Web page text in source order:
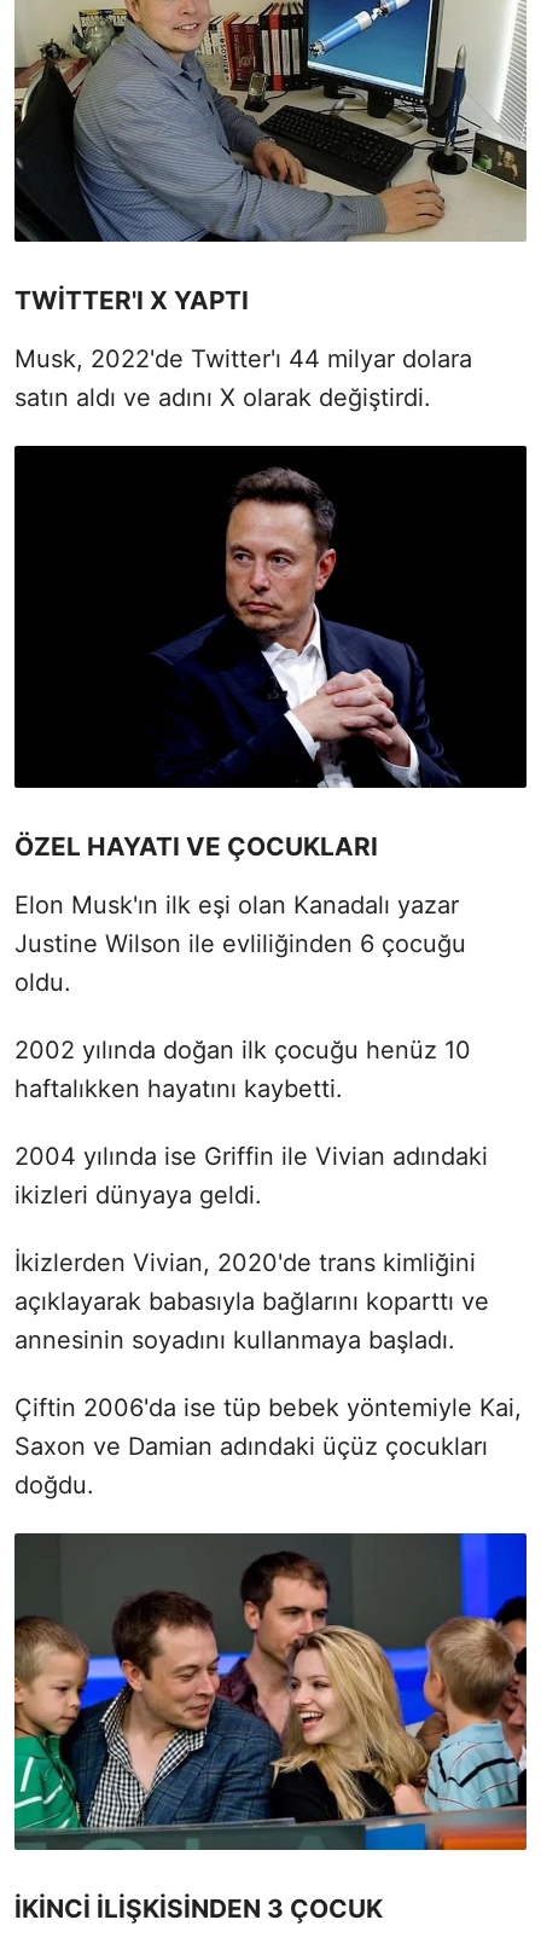
TWİTTER'I X YAPTI
Musk, 2022'de Twitter'ı 44 milyar dolara
satın aldı ve adını X olarak değiştirdi.
ÖZEL HAYATI VE ÇOCUKLARI
Elon Musk'ın ilk eşi olan Kanadalı yazar
Justine Wilson ile evliliğinden 6 çocuğu
oldu.
2002 yılında doğan ilk çocuğu henüz 10
haftalıkken hayatını kaybetti.
2004 yılında ise Griffin ile Vivian adındaki
ikizleri dünyaya geldi.
İkizlerden Vivian, 2020'de trans kimliğini
açıklayarak babasıyla bağlarını koparttı ve
annesinin soyadını kullanmaya başladı.
Çiftin 2006'da ise tüp bebek yöntemiyle Kai,
Saxon ve Damian adındaki üçüz çocukları
doğdu.
İKİNCİ İLİŞKİSİNDEN 3 ÇOCUK